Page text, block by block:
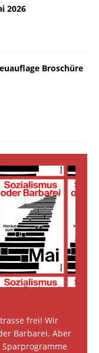
2026
Broschüre
frei! Wir
Barbarei. Aber